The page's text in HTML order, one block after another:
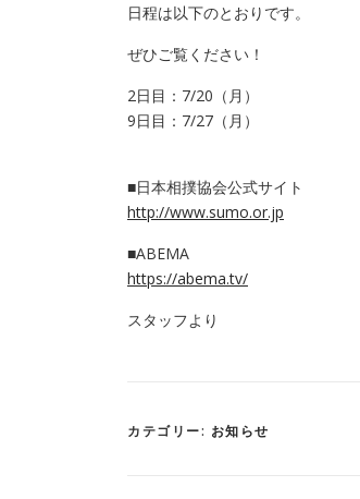
日程は以下のとおりです。
ぜひご覧ください！
2日目：7/20（月）
9日目：7/27（月）
■日本相撲協会公式サイト
http://www.sumo.or.jp
■ABEMA
https://abema.tv/
スタッフより
カテゴリー: お知らせ